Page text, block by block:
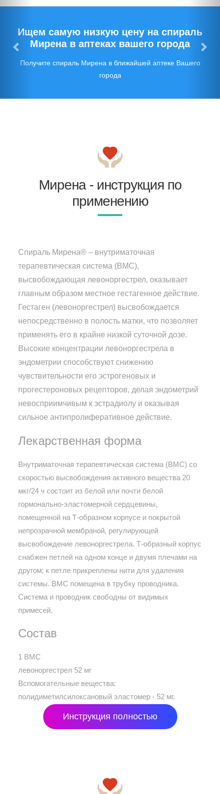
Ищем самую низкую цену на спираль
Мирена в аптеках вашего города
Получите спираль Мирена в ближайшей аптеке Вашего
города
Мирена - инструкция по
применению
Спираль Мирена® – внутриматочная
терапевтическая система (ВМС),
высвобождающая левоноргестрел, оказывает
главным образом местное гестагенное действие.
Гестаген (левоноргестрел) высвобождается
непосредственно в полость матки, что позволяет
применять его в крайне низкой суточной дозе.
Высокие концентрации левоноргестрела в
эндометрии способствуют снижению
чувствительности его эстрогеновых и
прогестероновых рецепторов, делая эндометрий
невосприимчивым к эстрадиолу и оказывая
сильное антипролиферативное действие.
Лекарственная форма
Внутриматочная терапевтическая система (ВМС) со
скоростью высвобождения активного вещества 20
мкг/24 ч состоит из белой или почти белой
гормонально-эластомерной сердцевины,
помещенной на Т-образном корпусе и покрытой
непрозрачной мембраной, регулирующей
высвобождение левоноргестрела. Т-образный корпус
снабжен петлей на одном конце и двумя плечами на
другом; к петле прикреплены нити для удаления
системы. ВМС помещена в трубку проводника.
Система и проводник свободны от видимых
примесей.
Состав
1 ВМС
левоноргестрел 52 мг
Вспомогательные вещества:
полидиметилсилоксановый эластомер - 52 мг.
Инструкция полностью